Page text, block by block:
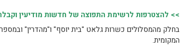
>> להצטרפות לרשימת התפוצה של חדשות מודיעין
בחלק מהמסלולים כשרות גלאט "בית יוסף" ו"מהדרין"
המקומית.